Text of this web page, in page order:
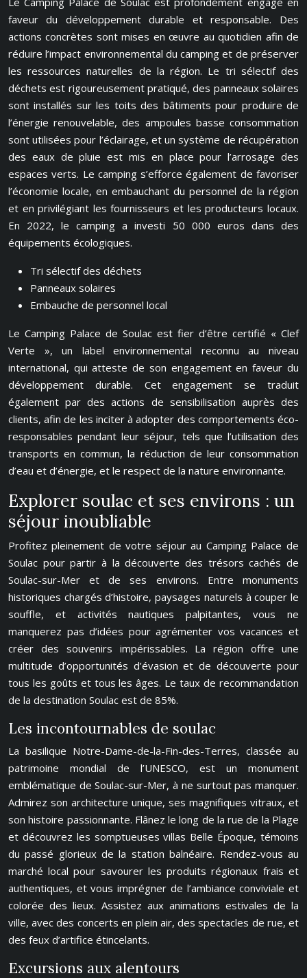
faveur du développement durable et responsable. Des
actions concrètes sont mises en œuvre au quotidien afin de
réduire l’impact environnemental du camping et de préserver
les ressources naturelles de la région. Le tri sélectif des
déchets est rigoureusement pratiqué, des panneaux solaires
sont installés sur les toits des bâtiments pour produire de
l’énergie renouvelable, des ampoules basse consommation
sont utilisées pour l’éclairage, et un système de récupération
des eaux de pluie est mis en place pour l’arrosage des
espaces verts. Le camping s’efforce également de favoriser
l’économie locale, en embauchant du personnel de la région
et en privilégiant les fournisseurs et les producteurs locaux.
En 2022, le camping a investi 50 000 euros dans des
équipements écologiques.
Tri sélectif des déchets
Panneaux solaires
Embauche de personnel local
Le Camping Palace de Soulac est fier d’être certifié « Clef
Verte », un label environnemental reconnu au niveau
international, qui atteste de son engagement en faveur du
développement durable. Cet engagement se traduit
également par des actions de sensibilisation auprès des
clients, afin de les inciter à adopter des comportements éco-
responsables pendant leur séjour, tels que l’utilisation des
transports en commun, la réduction de leur consommation
d’eau et d’énergie, et le respect de la nature environnante.
Explorer soulac et ses environs : un
séjour inoubliable
Profitez pleinement de votre séjour au Camping Palace de
Soulac pour partir à la découverte des trésors cachés de
Soulac-sur-Mer et de ses environs. Entre monuments
historiques chargés d’histoire, paysages naturels à couper le
souffle, et activités nautiques palpitantes, vous ne
manquerez pas d’idées pour agrémenter vos vacances et
créer des souvenirs impérissables. La région offre une
multitude d’opportunités d’évasion et de découverte pour
tous les goûts et tous les âges. Le taux de recommandation
de la destination Soulac est de 85%.
Les incontournables de soulac
La basilique Notre-Dame-de-la-Fin-des-Terres, classée au
patrimoine mondial de l’UNESCO, est un monument
emblématique de Soulac-sur-Mer, à ne surtout pas manquer.
Admirez son architecture unique, ses magnifiques vitraux, et
son histoire passionnante. Flânez le long de la rue de la Plage
et découvrez les somptueuses villas Belle Époque, témoins
du passé glorieux de la station balnéaire. Rendez-vous au
marché local pour savourer les produits régionaux frais et
authentiques, et vous imprégner de l’ambiance conviviale et
colorée des lieux. Assistez aux animations estivales de la
ville, avec des concerts en plein air, des spectacles de rue, et
des feux d’artifice étincelants.
Excursions aux alentours